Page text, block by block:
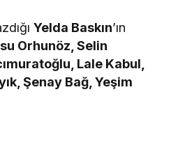
Yelda Baskın’ın
Orhunöz, Selin
Lale Kabul,
Şenay Bağ, Yeşim